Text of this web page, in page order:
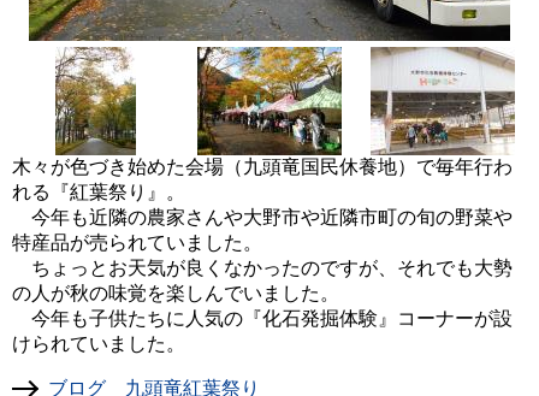
木々が色づき始めた会場（九頭竜国民休養地）で毎年行わ
れる『紅葉祭り』。
今年も近隣の農家さんや大野市や近隣市町の旬の野菜や
特産品が売られていました。
ちょっとお天気が良くなかったのですが、それでも大勢
の人が秋の味覚を楽しんでいました。
今年も子供たちに人気の『化石発掘体験』コーナーが設
けられていました。
ブログ 九頭竜紅葉祭り